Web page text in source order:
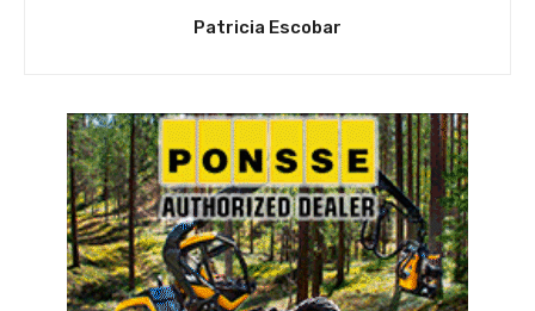
Patricia Escobar